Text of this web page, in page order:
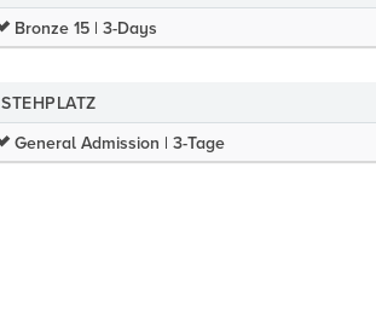
Bronze 15 | 3-Days
STEHPLATZ
General Admission | 3-Tage